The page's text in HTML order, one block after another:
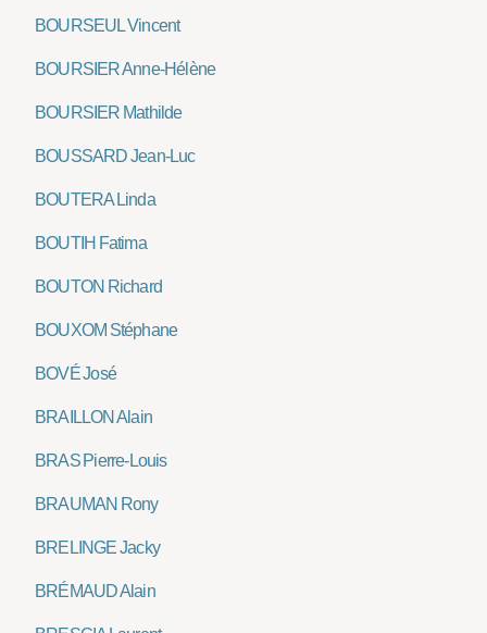
BOURSEUL Vincent
BOURSIER Anne-Hélène
BOURSIER Mathilde
BOUSSARD Jean-Luc
BOUTERA Linda
BOUTIH Fatima
BOUTON Richard
BOUXOM Stéphane
BOVÉ José
BRAILLON Alain
BRAS Pierre-Louis
BRAUMAN Rony
BRELINGE Jacky
BRÉMAUD Alain